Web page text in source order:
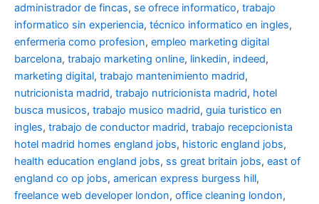
administrador de fincas, se ofrece informatico, trabajo
informatico sin experiencia, técnico informatico en ingles,
enfermeria como profesion, empleo marketing digital
barcelona, trabajo marketing online, linkedin, indeed,
marketing digital, trabajo mantenimiento madrid,
nutricionista madrid, trabajo nutricionista madrid, hotel
busca musicos, trabajo musico madrid, guia turistico en
ingles, trabajo de conductor madrid, trabajo recepcionista
hotel madrid homes england jobs, historic england jobs,
health education england jobs, ss great britain jobs, east of
england co op jobs, american express burgess hill,
freelance web developer london, office cleaning london,